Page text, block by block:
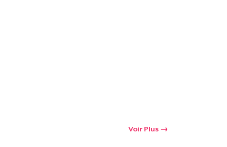
Voir Plus